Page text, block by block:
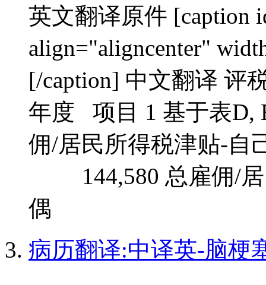
英文翻译原件 [caption
align="aligncenter"
[/caption] 中文翻译 评
年度 项目 1 基于表D,
佣/居民所得
144,580 总雇佣/居
偶
病历翻译:中译英-脑梗